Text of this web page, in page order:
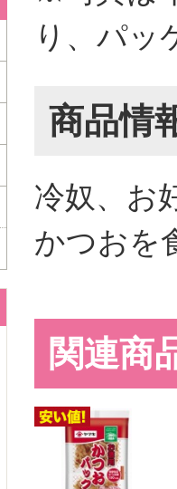
り、パッ
商品情
冷奴、お
かつおを
関連商